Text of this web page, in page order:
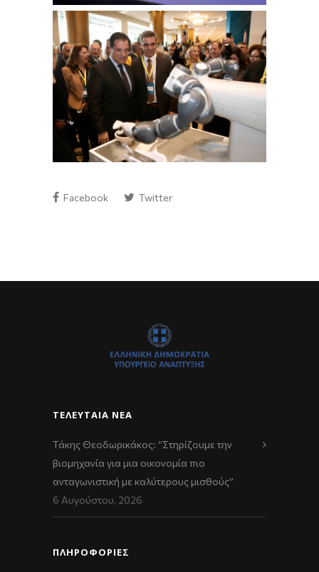
Facebook Twitter
ΤΕΛΕΥΤΑΊΑ ΝΈΑ
Τάκης Θεοδωρικάκος: “Στηρίζουμε την
βιομηχανία για μια οικονομία πιο
ανταγωνιστική με καλύτερους μισθούς”
6 Αυγούστου, 2026
ΠΛΗΡΟΦΟΡΙΕΣ